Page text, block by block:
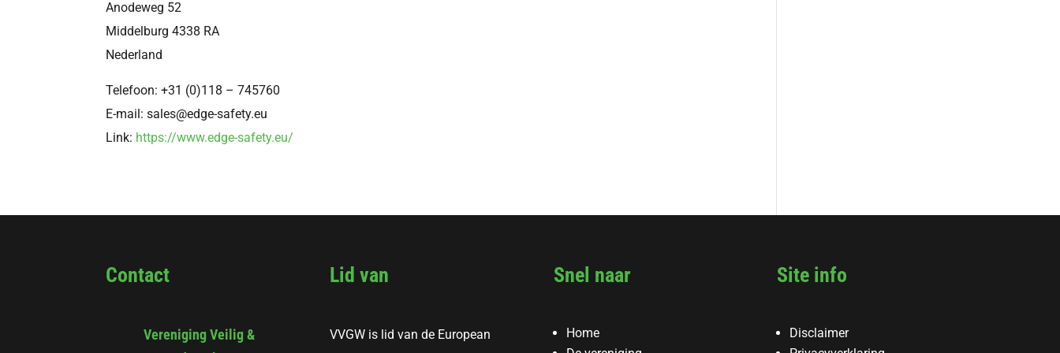
Anodeweg 52
Middelburg4338 RA
Nederland
Telefoon:+31 (0)118 – 745760
E-mail:sales@edge-safety.eu
Link: https://www.edge-safety.eu/
Contact
Vereniging Veilig &
Lid van
VVGW is lid van de European
Snel naar
Home
Site info
Disclaimer